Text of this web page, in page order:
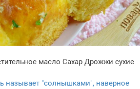
масло Сахар Дрожжи сухие
называет "солнышками", наверное